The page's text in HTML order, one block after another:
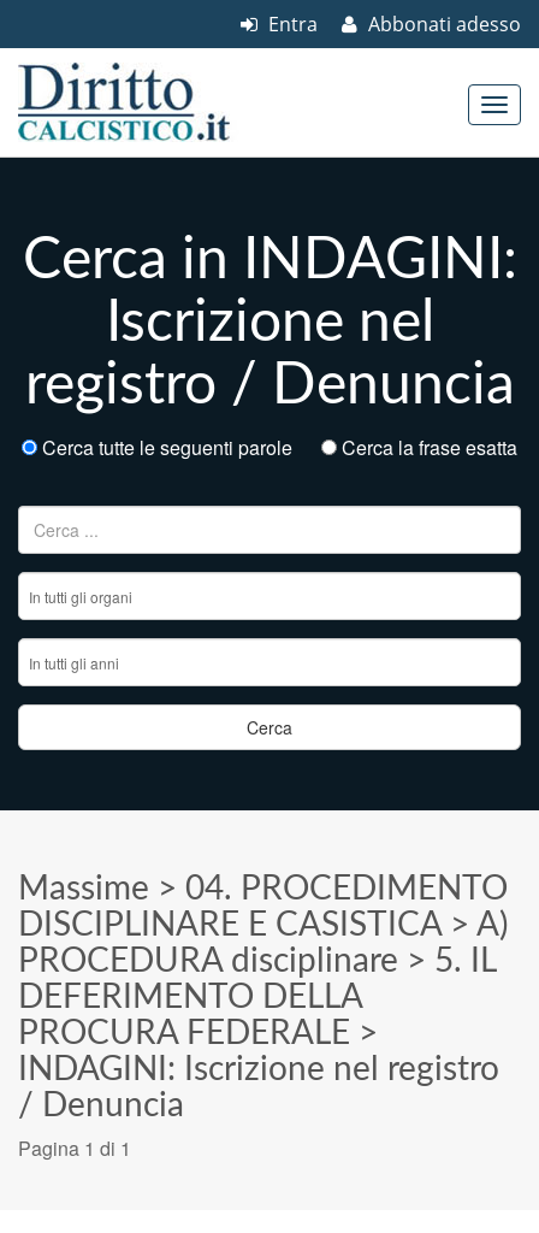
Abbonati adesso
Entra
Cerca in INDAGINI:
Iscrizione nel
registro / Denuncia
Cerca tutte le seguenti parole Cerca la frase esatta
Ricerca per:
Massime > 04. PROCEDIMENTO
DISCIPLINARE E CASISTICA> A)
PROCEDURA disciplinare > 5. IL
DEFERIMENTO DELLA
PROCURA FEDERALE >
INDAGINI: Iscrizione nel registro
/ Denuncia
Pagina 1 di 1